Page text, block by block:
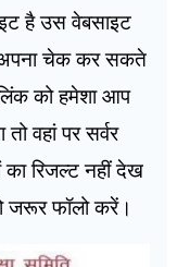
है उस वेबसाइट
चेक कर सकते
को हमेशा आप
वहां पर सर्वर
रिजल्ट नहीं देख
जरूर फॉलो करें।